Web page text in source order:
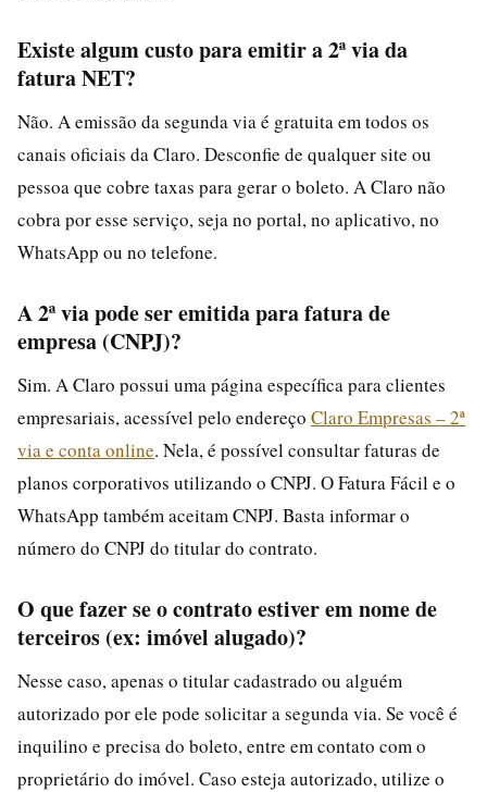
Existe algum custo para emitir a 2ª via da
fatura NET?
Não. A emissão da segunda via é gratuita em todos os
canais oficiais da Claro. Desconfie de qualquer site ou
pessoa que cobre taxas para gerar o boleto. A Claro não
cobra por esse serviço, seja no portal, no aplicativo, no
WhatsApp ou no telefone.
A 2ª via pode ser emitida para fatura de
empresa (CNPJ)?
Sim. A Claro possui uma página específica para clientes
empresariais, acessível pelo endereço Claro Empresas – 2ª
via e conta online. Nela, é possível consultar faturas de
planos corporativos utilizando o CNPJ. O Fatura Fácil e o
WhatsApp também aceitam CNPJ. Basta informar o
número do CNPJ do titular do contrato.
O que fazer se o contrato estiver em nome de
terceiros (ex: imóvel alugado)?
Nesse caso, apenas o titular cadastrado ou alguém
autorizado por ele pode solicitar a segunda via. Se você é
inquilino e precisa do boleto, entre em contato com o
proprietário do imóvel. Caso esteja autorizado, utilize o